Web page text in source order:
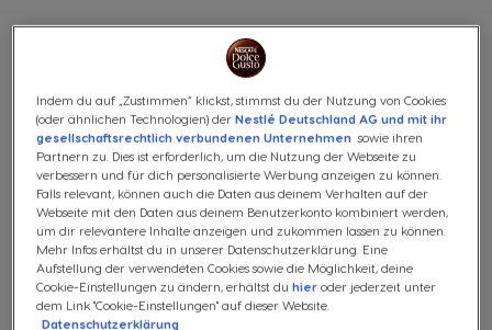
PICCOLO XS TAUPE VON
KRUPS® BUNDLE
(1)
MANUELLE | TAUPE | 230V
Unsere Kaffeekapselmaschine Piccolo XS in Taupe
überzeugt durch eine kompakte und filigrane Form. Ihre
edle, Taupe Farbe rundet das Design ab. Sie ist einfach zu
bedienen und mit einem Knopfdruck kann man seinen
Lieblingskaffee in wenigen Sekunden genießen. Die
Indem du auf „Zustimmen“ klickst, stimmst du der Nutzung von Cookies
(oder ähnlichen Technologien) derNestlé Deutschland AG und mit ihr
gesellschaftsrechtlich verbundenen Unternehmen sowie ihren
Partnern zu. Dies ist erforderlich, um die Nutzung der Webseite zu
verbessern und für dich personalisierte Werbung anzeigen zu können.
Falls relevant, können auch die Daten aus deinem Verhalten auf der
Webseite mit den Daten aus deinem Benutzerkonto kombiniert werden,
um dir relevantere Inhalte anzeigen und zukommen lassen zu können.
Mehr Infos erhältst du in unserer Datenschutzerklärung. Eine
Aufstellung der verwendeten Cookies sowie die Möglichkeit, deine
Cookie-Einstellungen zu ändern, erhältst duhier oder jederzeit unter
dem Link "Cookie-Einstellungen" auf dieser Website.
Datenschutzerklärung